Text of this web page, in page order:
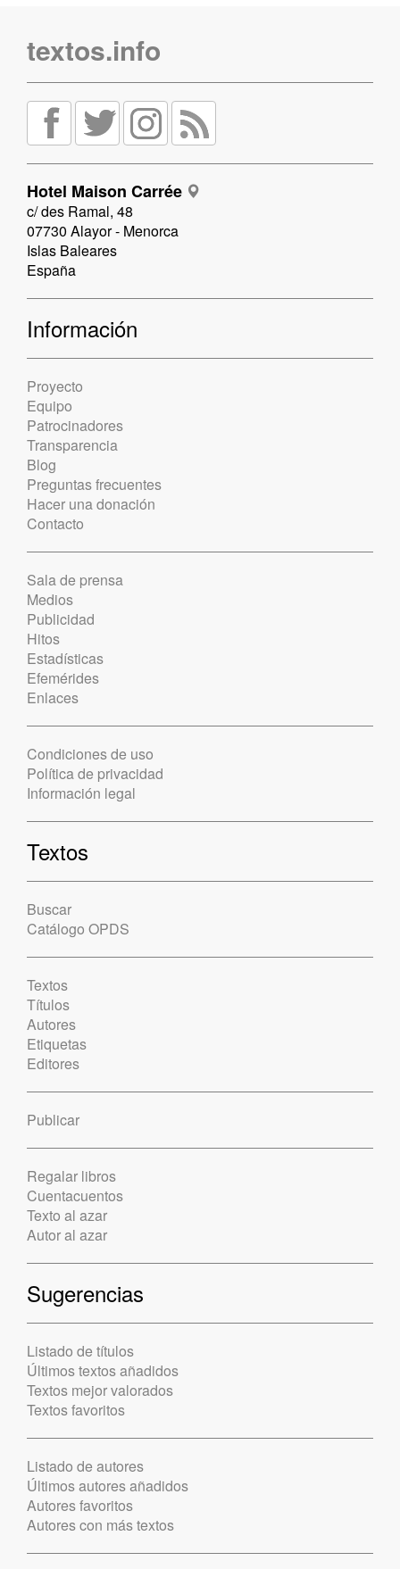
textos.info
Hotel Maison Carrée
c/ des Ramal, 48
07730 Alayor - Menorca
Islas Baleares
España
Información
Proyecto
Equipo
Patrocinadores
Transparencia
Blog
Preguntas frecuentes
Hacer una donación
Contacto
Sala de prensa
Medios
Publicidad
Hitos
Estadísticas
Efemérides
Enlaces
Condiciones de uso
Política de privacidad
Información legal
Textos
Buscar
Catálogo OPDS
Textos
Títulos
Autores
Etiquetas
Editores
Publicar
Regalar libros
Cuentacuentos
Texto al azar
Autor al azar
Sugerencias
Listado de títulos
Últimos textos añadidos
Textos mejor valorados
Textos favoritos
Listado de autores
Últimos autores añadidos
Autores favoritos
Autores con más textos